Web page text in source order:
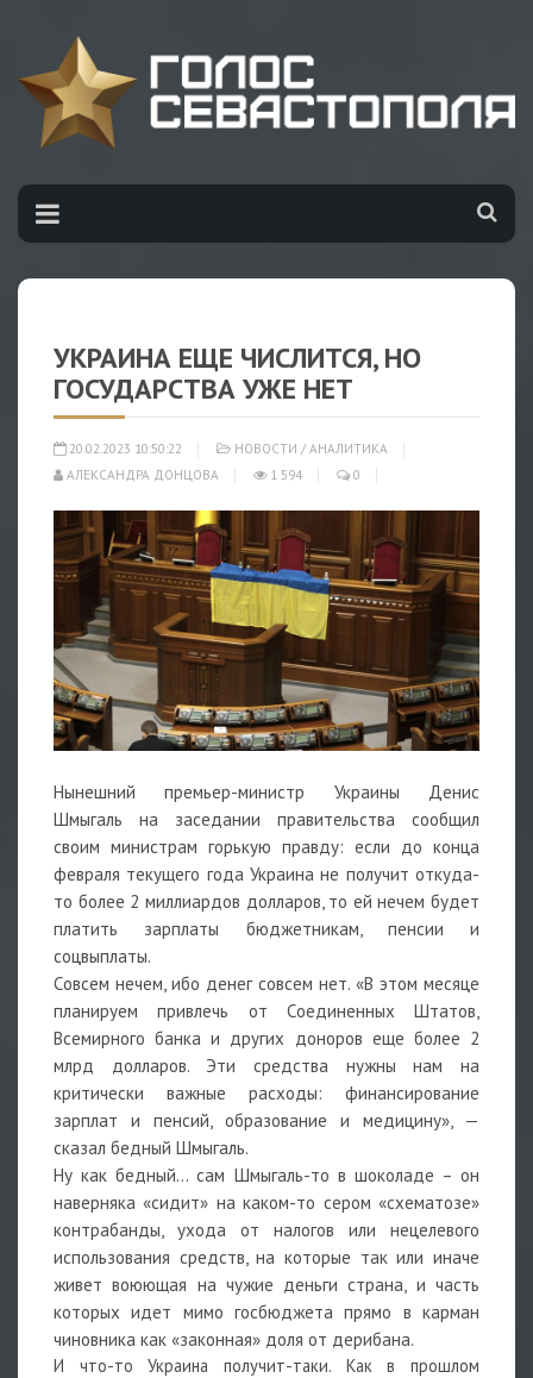
УКРАИНА ЕЩЕ ЧИСЛИТСЯ, НО
ГОСУДАРСТВА УЖЕ НЕТ
20.02.2023 10:50:22 НОВОСТИ / АНАЛИТИКА
АЛЕКСАНДРА ДОНЦОВА
1 594 0
Нынешний премьер-министр Украины Денис
Шмыгаль на заседании правительства сообщил
своим министрам горькую правду: если до конца
февраля текущего года Украина не получит откуда-
то более 2 миллиардов долларов, то ей нечем будет
платить зарплаты бюджетникам, пенсии и
соцвыплаты.
Совсем нечем, ибо денег совсем нет. «В этом месяце
планируем привлечь от Соединенных Штатов,
Всемирного банка и других доноров еще более 2
млрд долларов. Эти средства нужны нам на
критически важные расходы: финансирование
зарплат и пенсий, образование и медицину», —
сказал бедный Шмыгаль.
Ну как бедный… сам Шмыгаль-то в шоколаде – он
наверняка «сидит» на каком-то сером «схематозе»
контрабанды, ухода от налогов или нецелевого
использования средств, на которые так или иначе
живет воюющая на чужие деньги страна, и часть
которых идет мимо госбюджета прямо в карман
чиновника как «законная» доля от дерибана.
И что-то Украина получит-таки. Как в прошлом